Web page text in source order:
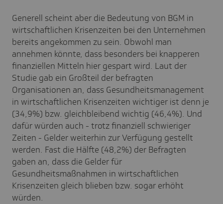
Generell scheint aber die Bedeutung von BGM in
wirtschaftlichen Krisenzeiten bei den Unternehmen
bereits angekommen zu sein. Obwohl man
annehmen könnte, dass besonders bei knapperen
finanziellen Mitteln hier gespart wird. Laut der
Studie gab ein Großteil der befragten
Organisationen an, dass Gesundheitsmanagement
in wirtschaftlichen Krisenzeiten wichtiger ist denn je
(34,9%) bzw. gleichbleibend wichtig (46,4%). Und
dafür würden auch - trotz finanziell schwieriger
Zeiten - Gelder weiterhin zur Verfügung gestellt
werden. Fast die Hälfte (48,2%) der Befragten
gaben an, dass die Gelder für
Gesundheitsmaßnahmen in wirtschaftlichen
Krisenzeiten gleich blieben bzw. sogar erhöht
würden.